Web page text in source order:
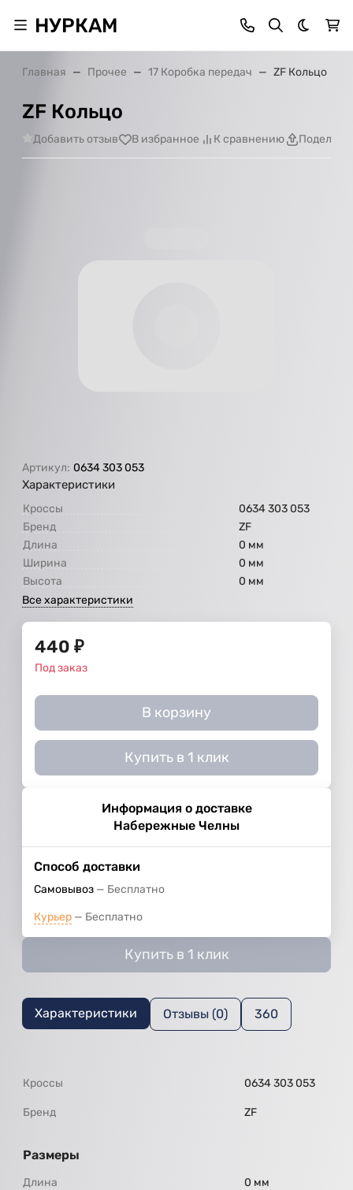
НУРКАМ Темная
Главная Прочее 17 Коробка передач ZF Кольцо
ZF Кольцо
Добавить отзыв В избранное К сравнению
Артикул: 0634 303 053
Характеристики
Кроссы
0634 303 053
Бренд
ZF
Длина
0 мм
Ширина
0 мм
Высота
0 мм
Все характеристики
440 ₽
Под заказ
В корзину
Купить в 1 клик
Информация о доставке
Набережные Челны
Способ доставки
Самовывоз Бесплатно
Курьер Бесплатно
Купить в 1 клик
Характеристики Отзывы (0) 360
Кроссы 0634 303 053
Бренд ZF
Размеры
Длина 0 мм